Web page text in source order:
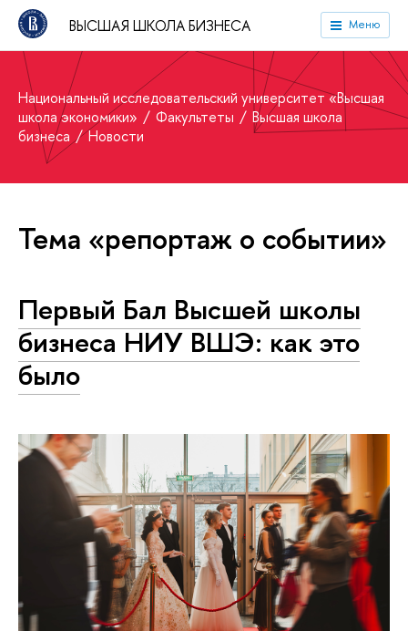
ВЫСШАЯ ШКОЛА БИЗНЕСА Меню
Национальный исследовательский университет «Высшая
школа экономики»
Факультеты
Высшая школа
бизнеса
Новости
Тема «репортаж о событии»
Первый Бал Высшей школы
бизнеса НИУ ВШЭ: как это
было